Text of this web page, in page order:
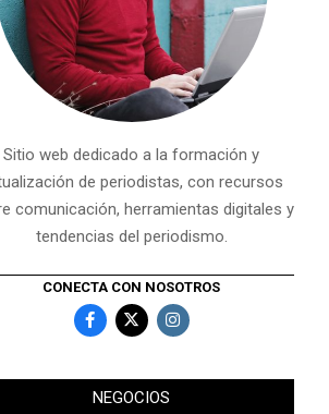
Sitio web dedicado a la formación y
de periodistas, con recursos
comunicación, herramientas digitales y
tendencias del periodismo.
CONECTA CON NOSOTROS
NEGOCIOS